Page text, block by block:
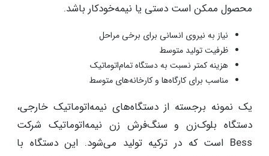
محصول ممکن است دستی یا نیمه‌خودکار باشد.
نیاز به نیروی انسانی برای برخی مراحل
ظرفیت تولید متوسط
هزینه کمتر نسبت به دستگاه تمام‌اتوماتیک
مناسب برای کارگاه‌ها و کارخانه‌های متوسط
یک نمونه برجسته از دستگاه‌های نیمه‌اتوماتیک خارجی،
دستگاه بلوک‌زن و سنگ‌فرش زن نیمه‌اتوماتیک شرکت
Bess است که در ترکیه تولید می‌شود. این دستگاه با